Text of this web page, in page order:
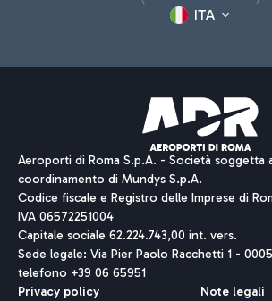
ITA
Aeroporti di Roma S.p.A. - Società soggetta
coordinamento di Mundys S.p.A.
Codice fiscale e Registro delle Imprese di
IVA 06572251004
Capitale sociale 62.224.743,00 int. vers.
Sede legale: Via Pier Paolo Racchetti 1 -
telefono +39 06 65951
Privacy policy
Note legali